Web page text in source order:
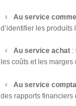
Au service
d’identifier les
Au service achat :
les coûts et les
Au service
des rapports financiers